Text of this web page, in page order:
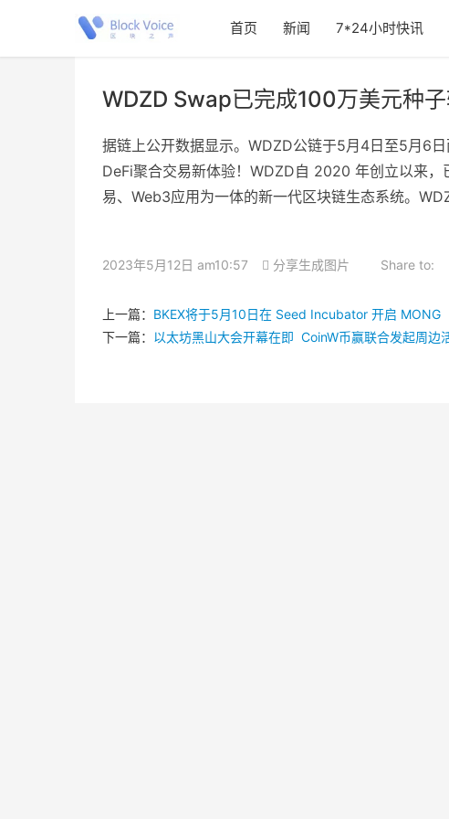
首页 新闻 7*24小时快讯
WDZD Swap已完成100万美元种
据链上公开数据显示。WDZD公链于5月4日至5月6
DeFi聚合交易新体验！WDZD自 2020 年创立以来
易、Web3应用为一体的新一代区块链生态系统。
2023年5月12日 am10:57 分享生成图片 Share to:
上一篇： BKEX将于5月10日在 Seed Incubator 开启 MONG
下一篇： 以太坊黑山大会开幕在即 CoinW币赢联合发起周边